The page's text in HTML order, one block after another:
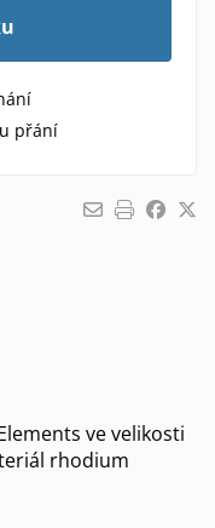
přání
ve velikosti
rhodium